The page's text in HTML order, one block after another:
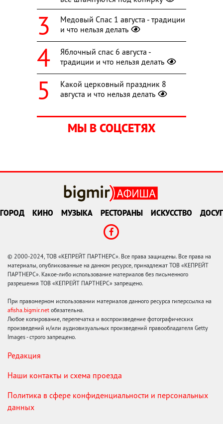
Медовый Спас 1 августа - традиции
и что нельзя делать
Яблочный спас 6 августа -
традиции и что нельзя делать
Какой церковный праздник 8
августа и что нельзя делать
МЫ В СОЦСЕТЯХ
ГОРОД КИНО МУЗЫКА РЕСТОРАНЫ ИСКУССТВО ДОСУГ
© 2000-2024, ТОВ «КЕПРЕЙТ ПАРТНЕРС». Все права защищены. Все права на
материалы, опубликованные на данном ресурсе, принадлежат ТОВ «КЕПРЕЙТ
ПАРТНЕРС». Какое-либо использование материалов без письменного
разрешения ТОВ «КЕПРЕЙТ ПАРТНЕРС» запрещено.
При правомерном использовании материалов данного ресурса гиперссылка на
afisha.bigmir.net обязательна.
Любое копирование, перепечатка и воспроизведение фотографических
произведений и/или аудиовизуальных произведений правообладателя Getty
Images - строго запрещено.
Редакция
Наши контакты и схема проезда
Политика в сфере конфиденциальности и персональных
данных